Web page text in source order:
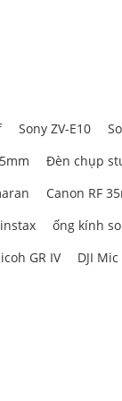
duy trì
tiêu dự
Sony ZV-E10
Đèn chụp
Canon RF
ống kính
GR IV DJI Mic